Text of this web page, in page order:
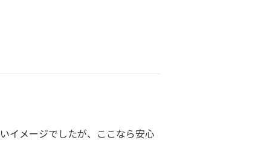
イメージでしたが、ここなら安心